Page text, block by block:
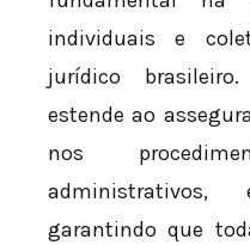
individuais e
jurídico
estende ao
nos
garantindo que